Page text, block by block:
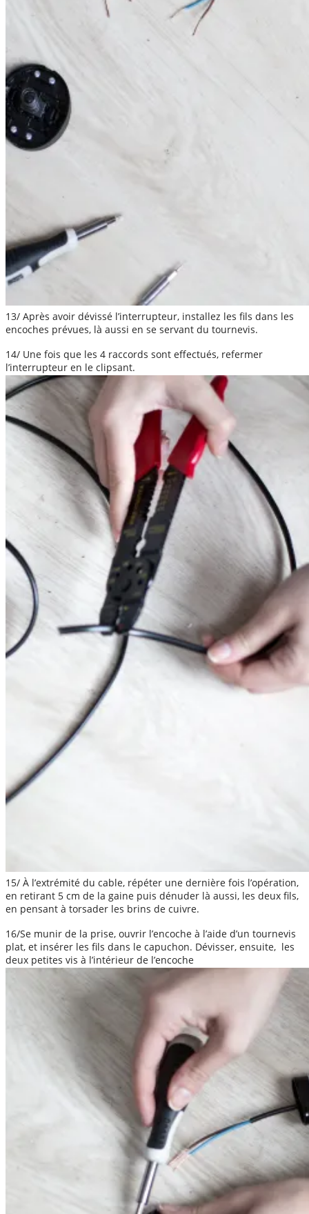
13/ Après avoir dévissé l’interrupteur, installez les fils dans les
encoches prévues, là aussi en se servant du tournevis.
14/ Une fois que les 4 raccords sont effectués, refermer
l’interrupteur en le clipsant.
15/ À l’extrémité du cable, répéter une dernière fois l’opération,
en retirant 5 cm de la gaine puis dénuder là aussi, les deux fils,
en pensant à torsader les brins de cuivre.
16/Se munir de la prise, ouvrir l’encoche à l’aide d’un tournevis
plat, et insérer les fils dans le capuchon. Dévisser, ensuite, les
deux petites vis à l’intérieur de l’encoche